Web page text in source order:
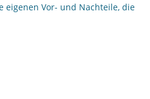
eigenen Vor- und Nachteile, die